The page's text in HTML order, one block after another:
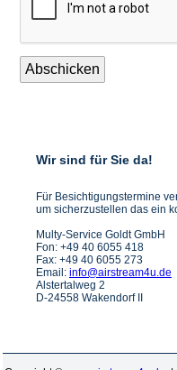
Abschicken
Wir sind für Sie da!
Für Besichtigungstermine
um sicherzustellen das ein
Multy-Service Goldt GmbH
Fon: +49 40 6055 418
Fax: +49 40 6055 273
Email: info@airstream4u.de
Alstertalweg 2
D-24558 Wakendorf II